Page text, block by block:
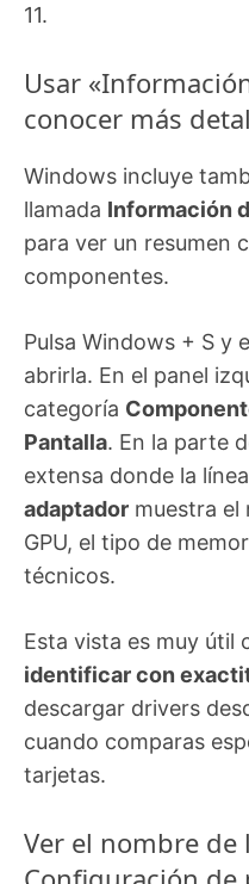
11.
Usar
conocer más
Windows incluye
llamada Información
para ver un resumen
componentes.
Pulsa Windows + S y
abrirla. En el panel
categoría
Pantalla. En la parte
extensa donde la línea
adaptador muestra el
GPU, el tipo de
técnicos.
Esta vista es muy útil
identificar con
descargar drivers
cuando comparas
tarjetas.
Ver el nombre de